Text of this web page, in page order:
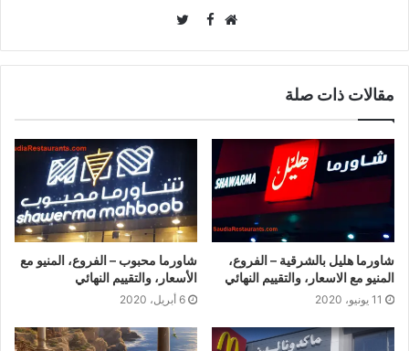
Facebook
مقالات ذات صلة
شاورما هليل بالشرقية – الفروع،
المنيو مع الاسعار، والتقييم النهائي
11 يونيو، 2020
شاورما محبوب – الفروع، المنيو مع
الأسعار، والتقييم النهائي
6 أبريل، 2020